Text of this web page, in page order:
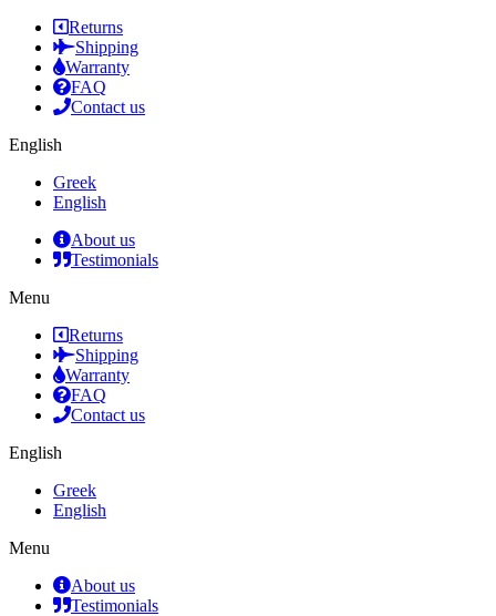
Returns
Shipping
Warranty
FAQ
Contact us
English
Greek
English
About us
Testimonials
Menu
Returns
Shipping
Warranty
FAQ
Contact us
English
Greek
English
Menu
About us
Testimonials